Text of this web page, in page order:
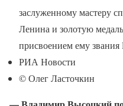
заслуженному мастеру
Ленина и золотую
присвоением ему звания
РИА Новости
© Олег Ласточкин